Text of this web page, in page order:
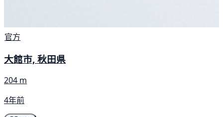
官方
大館市, 秋田県
204 m
4年前